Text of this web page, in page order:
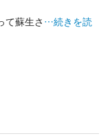
て蘇生さ …続きを読